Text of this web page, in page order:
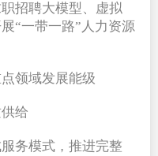
招聘大模型、虚拟
“一带一路”人力资源
领域发展能级
给
务模式，推进完整